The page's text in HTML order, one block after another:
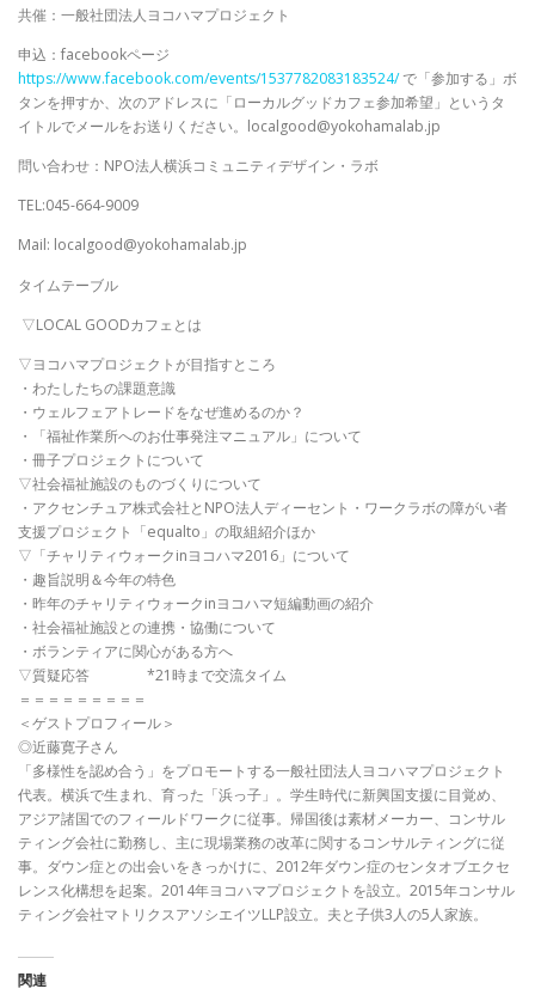
共催：一般社団法人ヨコハマプロジェクト
申込：facebookページ
https://www.facebook.com/events/1537782083183524/で「参加する」ボ
タンを押すか、次のアドレスに「ローカルグッドカフェ参加希望」というタ
イトルでメールをお送りください。localgood@yokohamalab.jp
問い合わせ：NPO法人横浜コミュニティデザイン・ラボ
TEL:045-664-9009
Mail: localgood@yokohamalab.jp
タイムテーブル
▽LOCAL GOODカフェとは
▽ヨコハマプロジェクトが目指すところ
・わたしたちの課題意識
・ウェルフェアトレードをなぜ進めるのか？
・「福祉作業所へのお仕事発注マニュアル」について
・冊子プロジェクトについて
▽社会福祉施設のものづくりについて
・アクセンチュア株式会社とNPO法人ディーセント・ワークラボの障がい者
支援プロジェクト「equalto」の取組紹介ほか
▽「チャリティウォークinヨコハマ2016」について
・趣旨説明＆今年の特色
・昨年のチャリティウォークinヨコハマ短編動画の紹介
・社会福祉施設との連携・協働について
・ボランティアに関心がある方へ
▽質疑応答 *21時まで交流タイム
＝＝＝＝＝＝＝＝＝
＜ゲストプロフィール＞
◎近藤寛子さん
「多様性を認め合う」をプロモートする一般社団法人ヨコハマプロジェクト
代表。横浜で生まれ、育った「浜っ子」。学生時代に新興国支援に目覚め、
アジア諸国でのフィールドワークに従事。帰国後は素材メーカー、コンサル
ティング会社に勤務し、主に現場業務の改革に関するコンサルティングに従
事。ダウン症との出会いをきっかけに、2012年ダウン症のセンタオブエクセ
レンス化構想を起案。2014年ヨコハマプロジェクトを設立。2015年コンサル
ティング会社マトリクスアソシエイツLLP設立。夫と子供3人の5人家族。
関連